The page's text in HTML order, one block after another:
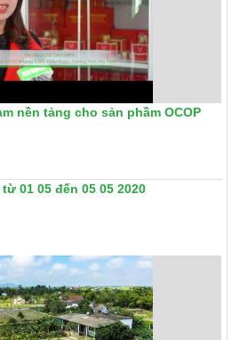
nền tảng cho sản phầm OCOP
01 05 đến 05 05 2020